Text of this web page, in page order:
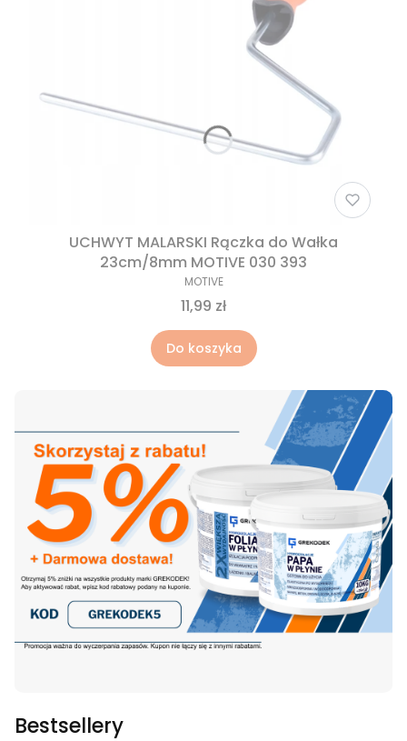
UCHWYT MALARSKI Rączka do Wałka
23cm/8mm MOTIVE 030 393
MOTIVE
11,99 zł
Do koszyka
Bestsellery